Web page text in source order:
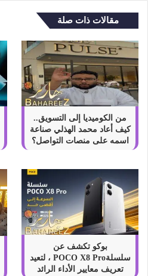
مقالات ذات صلة
من الكوميديا إلى التسويق..
كيف أعاد محمد الهذلي صناعة
اسمه على منصات التواصل؟
بوكو تكشف عن
سلسلةPOCO X8 Pro ، لتعيد
تعريف معايير الأداء الرائد